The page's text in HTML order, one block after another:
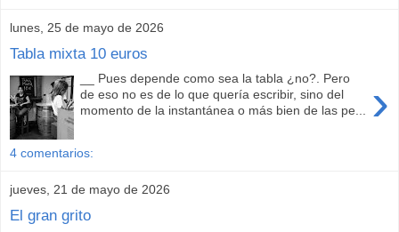
lunes, 25 de mayo de 2026
Tabla mixta 10 euros
›
__ Pues depende como sea la tabla ¿no?. Pero
de eso no es de lo que quería escribir, sino del
momento de la instantánea o más bien de las pe...
4 comentarios:
jueves, 21 de mayo de 2026
El gran grito